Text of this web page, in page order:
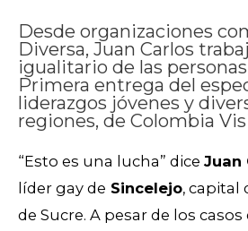
Desde organizaciones
Diversa, Juan Carlos
igualitario de las personas
Primera entrega del
liderazgos jóvenes y
regiones, de Colombia
“Esto es una lucha” dice Juan
líder gay de Sincelejo, capital
de Sucre. A pesar de los